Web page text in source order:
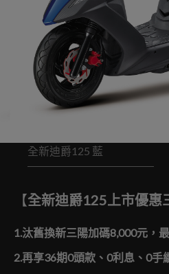
全新迪爵125 藍
【全新迪爵125 上市優惠
1.汰舊換新三陽加碼8,000元，
2.再享36期0頭款、 0利息、 0手